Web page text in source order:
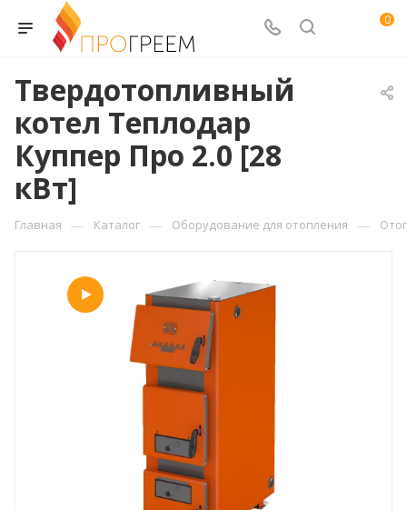
0
Твердотопливный
котел Теплодар
Куппер Про 2.0 [28
кВт]
Главная — Каталог — Оборудование для отопления —